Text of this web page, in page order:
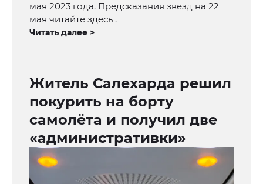
мая 2023 года. Предсказания звезд на 22
мая читайте здесь .
Читать далее >
Житель Салехарда решил
покурить на борту
самолёта и получил две
«административки»